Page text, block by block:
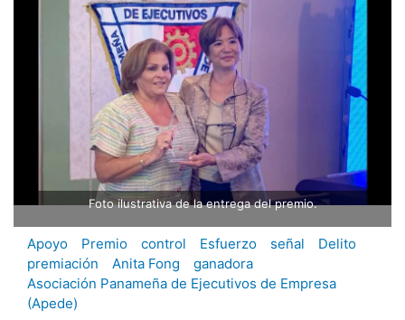
Foto ilustrativa de la entrega del premio.
Apoyo Premio control Esfuerzo señal
Delito
premiación
Anita Fong
ganadora
Asociación Panameña de Ejecutivos de Empresa
(Apede)